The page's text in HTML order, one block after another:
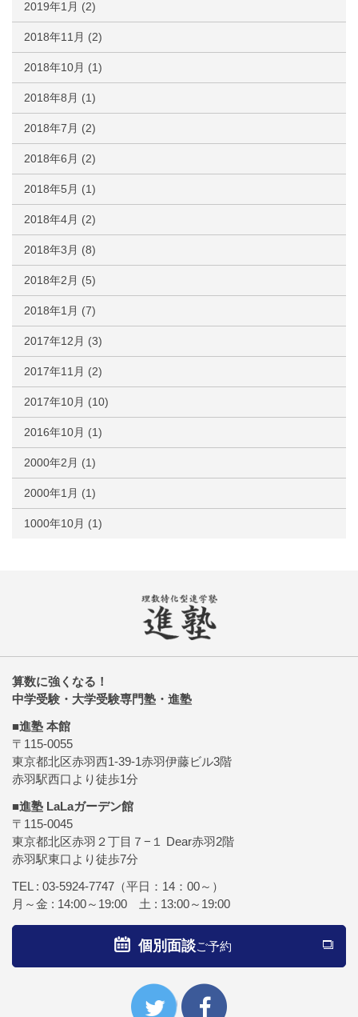
2019年1月 (2)
2018年11月 (2)
2018年10月 (1)
2018年8月 (1)
2018年7月 (2)
2018年6月 (2)
2018年5月 (1)
2018年4月 (2)
2018年3月 (8)
2018年2月 (5)
2018年1月 (7)
2017年12月 (3)
2017年11月 (2)
2017年10月 (10)
2016年10月 (1)
2000年2月 (1)
2000年1月 (1)
1000年10月 (1)
算数に強くなる！
中学受験・大学受験専門塾・進塾
■進塾 本館
〒115-0055
東京都北区赤羽西1-39-1赤羽伊藤ビル3階
赤羽駅西口より徒歩1分
■進塾 LaLaガーデン館
〒115-0045
東京都北区赤羽２丁目７−１ Dear赤羽2階
赤羽駅東口より徒歩7分
TEL : 03-5924-7747 （平日：14：00～）
月～金 : 14:00～19:00 土 : 13:00～19:00
個別面談ご予約